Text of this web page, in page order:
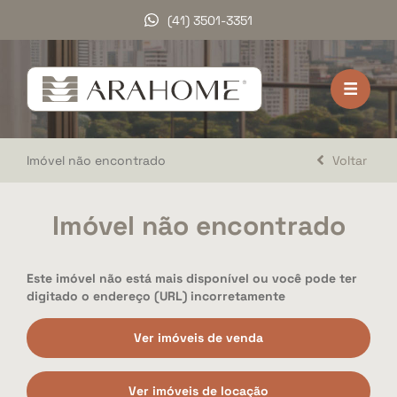
(41) 3501-3351
HOME
VENDA
LOCAÇÃO
A ARAHOME
TRABALHE CONOSCO
DEPOIMENTOS
Imóvel não encontrado Voltar
Imóvel não encontrado
Este imóvel não está mais disponível ou você pode ter
digitado o endereço (URL) incorretamente
Ver imóveis de venda
Ver imóveis de locação